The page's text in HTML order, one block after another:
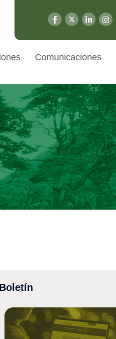
Comunicaciones
Boletín